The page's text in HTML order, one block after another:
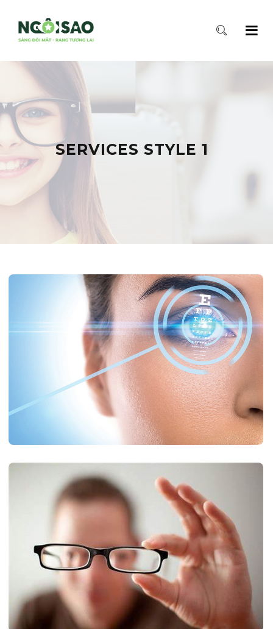
SERVICES STYLE 1